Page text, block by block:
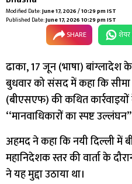
Modified Date:June 17, 2026 / 10:29 pm IST
Published Date:June 17, 2026 10:29 pm IST
SHARE
ढाका, 17 जून (भाषा) बांग्लादेश
बुधवार को संसद में कहा कि सीमा
(बीएसएफ) की कथित
‘‘मानवाधिकारों का स्पष्ट
अहमद ने कहा कि नयी दिल्ली में
महानिदेशक स्तर की वार्ता के
ने यह मुद्दा उठाया था।